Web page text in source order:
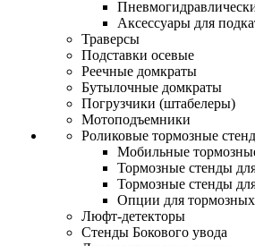
Аксессуары для
Траверсы
Подставки осевые
Реечные домкраты
Бутылочные домкраты
Погрузчики (штабелеры)
Мотоподъемники
Роликовые тормозные
Мобильные
Тормозные стенды
Тормозные стенды
Опции для тормозных
Люфт-детекторы
Стенды Бокового увода